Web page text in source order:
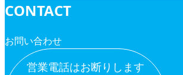
CONTACT
お問い合わせ
営業電話はお断りします